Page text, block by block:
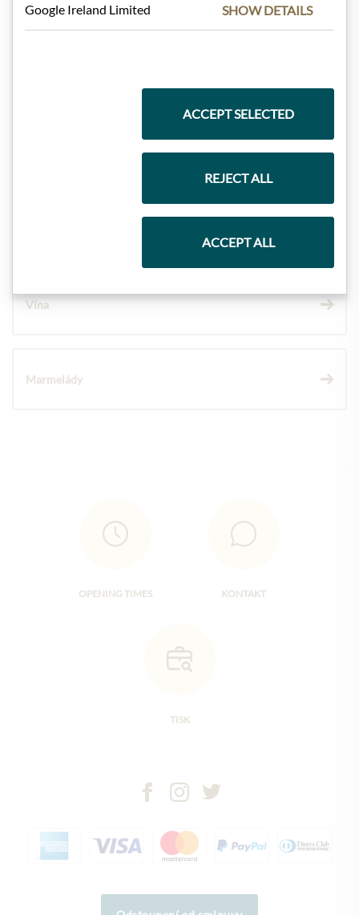
Nejlepší z našeho sortimentu
Vína
Marmelády
OPENING TIMES KONTAKT
TISK
Google Ireland Limited SHOW DETAILS
ACCEPT SELECTED
REJECT ALL
ACCEPT ALL